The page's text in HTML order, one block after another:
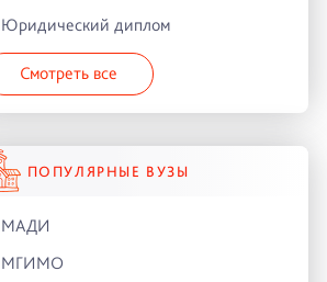
Юридический диплом
Смотреть все
ПОПУЛЯРНЫЕ ВУЗЫ
МАДИ
МГИМО